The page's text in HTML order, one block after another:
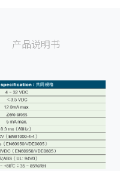
产品说明书